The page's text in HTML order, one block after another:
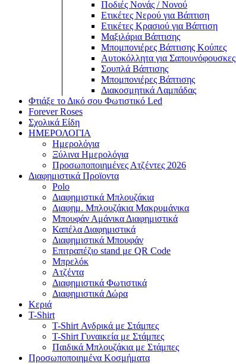
Ποδιές Νονάς / Νονού
Ετικέτες Νερού για Βάπτιση
Ετικέτες Κρασιού για Βάπτιση
Μαξιλάρια Βάπτισης
Μπομπονιέρες Βάπτισης Κούπες
Αυτοκόλλητα για Σαπουνόφουσκες
Σουπλά Βάπτισης
Μπομπονιέρες Βάπτισης
Διακοσμητικά Λαμπάδας
Φτιάξε το Δικό σου Φωτιστικό Led
Forever Roses
Σχολικά Είδη
ΗΜΕΡΟΛΟΓΙΑ
Ημερολόγια
Ξύλινα Ημερολόγια
Προσωποποιημένες Ατζέντες 2026
Διαφημιστικά Προϊοντα
Polo
Διαφημιστικά Μπλουζάκια
Διαφημ. Μπλουζάκια Μακρυμάνικα
Μπουφάν Αμάνικα Διαφημιστικά
Καπέλα Διαφημιστικά
Διαφημιστικά Μπουφάν
Επιτραπέζιο stand με QR Code
Μπρελόκ
Ατζέντα
Διαφημιστικά Φωτιστικά
Διαφημιστικά Δώρα
Κεριά
T-Shirt
T-Shirt Ανδρικά με Στάμπες
T-Shirt Γυναικεία με Στάμπες
Παιδικά Μπλουζάκια με Στάμπες
Προσωποποιημένα Κοσμήματα